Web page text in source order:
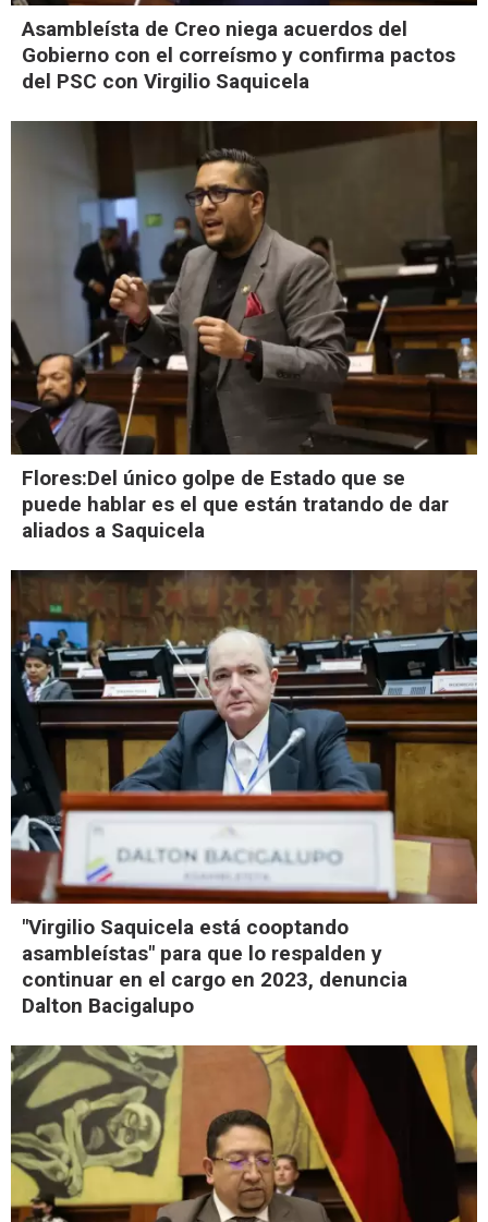
Asambleísta de Creo niega acuerdos del
Gobierno con el correísmo y confirma pactos
del PSC con Virgilio Saquicela
Flores:Del único golpe de Estado que se
puede hablar es el que están tratando de dar
aliados a Saquicela
"Virgilio Saquicela está cooptando
asambleístas" para que lo respalden y
continuar en el cargo en 2023, denuncia
Dalton Bacigalupo